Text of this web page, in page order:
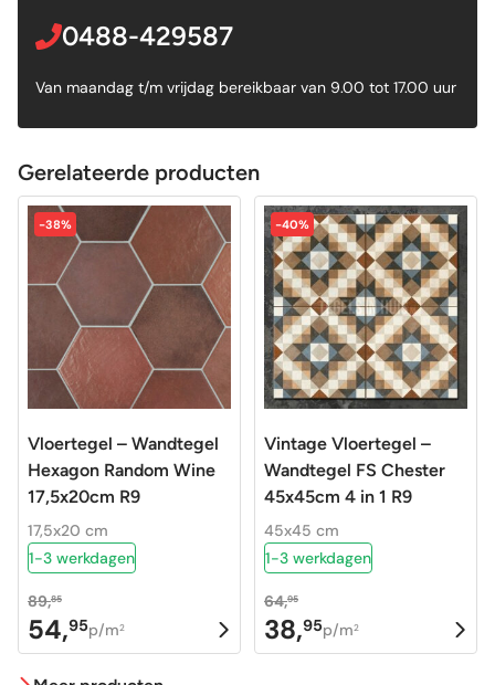
0488-429587
Van maandag t/m vrijdag bereikbaar van 9.00 tot 17.00 uur
Gerelateerde producten
-38%
Vloertegel – Wandtegel
Hexagon Random Wine
17,5x20cm R9
17,5x20 cm
1-3 werkdagen
89,85
Oorspronkelijke
prijs
54,95
Huidige
prijs
p/m2
-40%
Vintage Vloertegel –
Wandtegel FS Chester
45x45cm 4 in 1 R9
45x45 cm
1-3 werkdagen
64,95
Oorspronkelijke
prijs
38,95
Huidige
prijs
p/m2